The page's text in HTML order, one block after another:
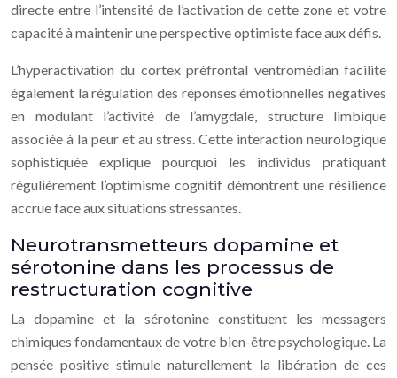
directe entre l’intensité de l’activation de cette zone et votre
capacité à maintenir une perspective optimiste face aux défis.
L’hyperactivation du cortex préfrontal ventromédian facilite
également la régulation des réponses émotionnelles négatives
en modulant l’activité de l’amygdale, structure limbique
associée à la peur et au stress. Cette interaction neurologique
sophistiquée explique pourquoi les individus pratiquant
régulièrement l’optimisme cognitif démontrent une résilience
accrue face aux situations stressantes.
Neurotransmetteurs dopamine et
sérotonine dans les processus de
restructuration cognitive
La dopamine et la sérotonine constituent les messagers
chimiques fondamentaux de votre bien-être psychologique. La
pensée positive stimule naturellement la libération de ces